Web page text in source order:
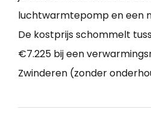
luchtwarmtepomp en een
De kostprijs schommelt
€7.225 bij een
Zwinderen (zonder